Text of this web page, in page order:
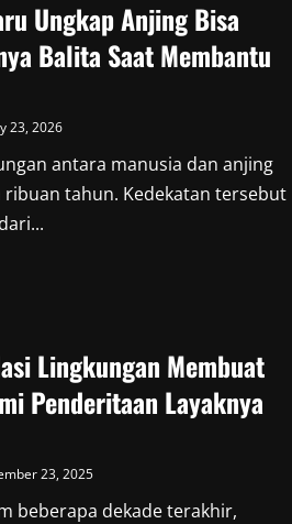
Ungkap Anjing Bisa
Balita Saat Membantu
23, 2026
antara manusia dan anjing
tahun. Kedekatan tersebut
Lingkungan Membuat
Penderitaan Layaknya
23, 2025
beberapa dekade terakhir,